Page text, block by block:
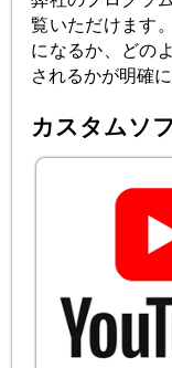
覧いただけます
になるか、どの
されるかが明確に
カスタムソ